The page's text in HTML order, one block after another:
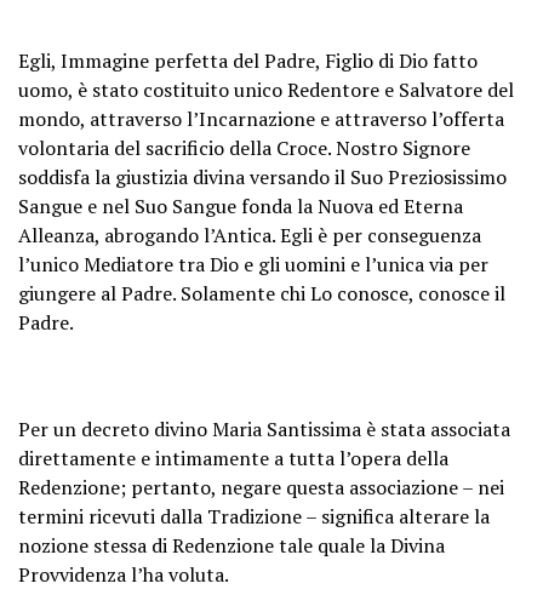
Egli, Immagine perfetta del Padre, Figlio di Dio fatto
uomo, è stato costituito unico Redentore e Salvatore del
mondo, attraverso l’Incarnazione e attraverso l’offerta
volontaria del sacrificio della Croce. Nostro Signore
soddisfa la giustizia divina versando il Suo Preziosissimo
Sangue e nel Suo Sangue fonda la Nuova ed Eterna
Alleanza, abrogando l’Antica. Egli è per conseguenza
l’unico Mediatore tra Dio e gli uomini e l’unica via per
giungere al Padre. Solamente chi Lo conosce, conosce il
Padre.
Per un decreto divino Maria Santissima è stata associata
direttamente e intimamente a tutta l’opera della
Redenzione; pertanto, negare questa associazione – nei
termini ricevuti dalla Tradizione – significa alterare la
nozione stessa di Redenzione tale quale la Divina
Provvidenza l’ha voluta.